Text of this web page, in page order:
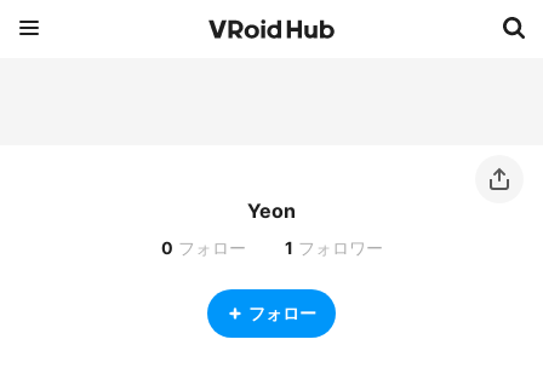
Yeon
0 フォロー 1 フォロワー
フォロー